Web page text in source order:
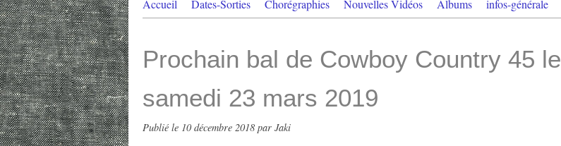
Accueil Dates-Sorties Chorégraphies Nouvelles Vidéos Albums infos-générale
Prochain bal de Cowboy Country 45 le
samedi 23 mars 2019
Publié le 10 décembre 2018 par Jaki